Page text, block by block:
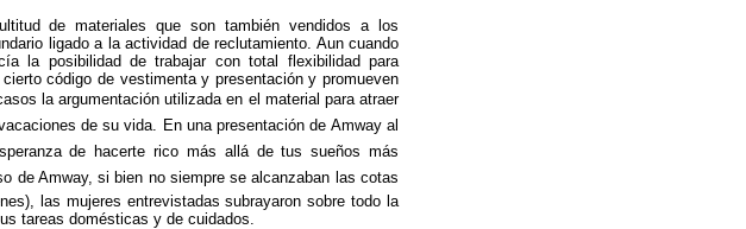
de materiales que son también vendidos a los
ligado a la actividad de reclutamiento. Aun cuando
la posibilidad de trabajar con total flexibilidad para
código de vestimenta y presentación y promueven
la argumentación utilizada en el material para atraer
de su vida. En una presentación de Amway al
de hacerte rico más allá de tus sueños más
de Amway, si bien no siempre se alcanzaban las cotas
las mujeres entrevistadas subrayaron sobre todo la
tareas domésticas y de cuidados.